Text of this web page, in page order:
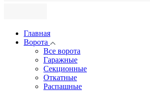
Главная
Ворота
Все ворота
Гаражные
Секционные
Откатные
Распашные